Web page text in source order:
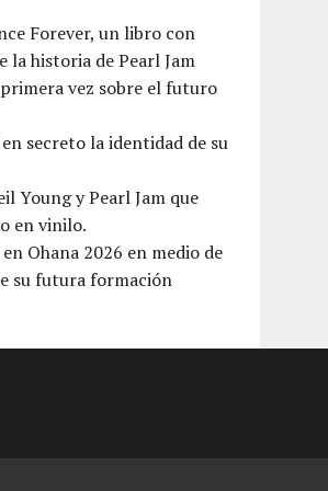
Forever, un libro con
la historia de Pearl Jam
vez sobre el futuro
secreto la identidad de su
Young y Pearl Jam que
en vinilo.
Ohana 2026 en medio de
su futura formación